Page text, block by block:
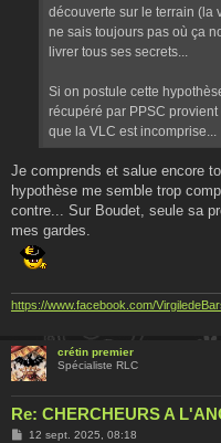
découverte sur le terrain (la
ne sais toujours pas où ça
livrer tous ses secrets...
Si on postule cette
récupéré par PPSC
que la VLC est incomprise...
Je comprends et salue encore
hypothèse me semble trop
contre... Sur Boudet, seule sa
mes gardes.
https://www.facebook.com/
crétin premier
Spécialiste RLC
Re: CHERCHEURS A
M12 sept. 2025, 08:18